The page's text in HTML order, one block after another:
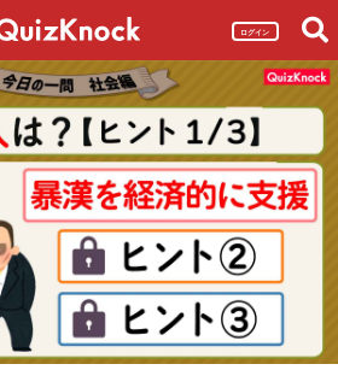
ログイン